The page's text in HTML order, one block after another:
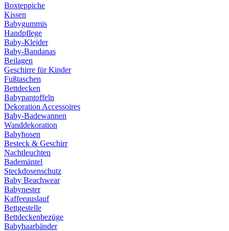
Boxteppiche
Kissen
Babygummis
Handpflege
Baby-Kleider
Baby-Bandanas
Beilagen
Geschirre für Kinder
Fußtaschen
Bettdecken
Babypantoffeln
Dekoration Accessoires
Baby-Badewannen
Wanddekoration
Babyhosen
Besteck & Geschirr
Nachtleuchten
Bademäntel
Steckdosenschutz
Baby Beachwear
Babynester
Kaffeeauslauf
Bettgestelle
Bettdeckenbezüge
Babyhaarbänder